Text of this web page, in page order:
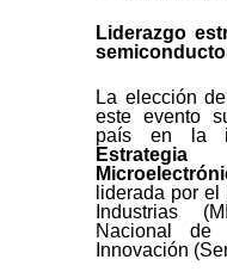
Liderazgo
La elección
este evento
país en la
liderada por
Industrias
Nacional de
Innovación